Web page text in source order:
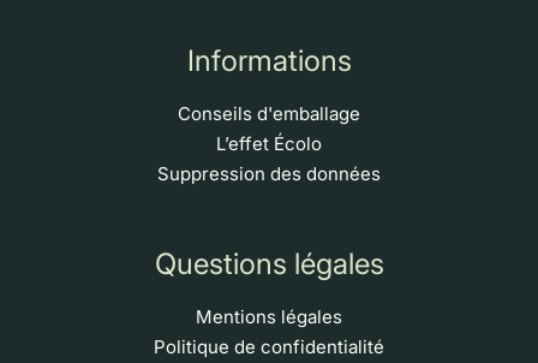
Informations
Conseils d'emballage
L’effet Écolo
Suppression des données
Questions légales
Mentions légales
Politique de confidentialité